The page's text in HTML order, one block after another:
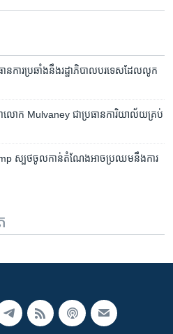
ានការ​ប្រឆាំង​នឹង​រដ្ឋាភិបាល​បរទេស​​ដែល​លូក​
ោក Mulvaney ជា​ប្រធាន​ការិយាល័យ​គ្រប់
ស្បថ​ចូល​កាន់​តំណែង​អាច​ប្រឈម​នឹង​ការ​